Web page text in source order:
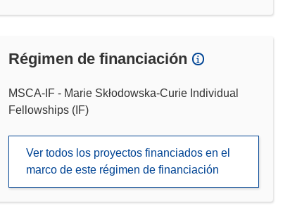
Régimen de financiación
MSCA-IF - Marie Skłodowska-Curie Individual
Fellowships (IF)
Ver todos los proyectos financiados en el
marco de este régimen de financiación